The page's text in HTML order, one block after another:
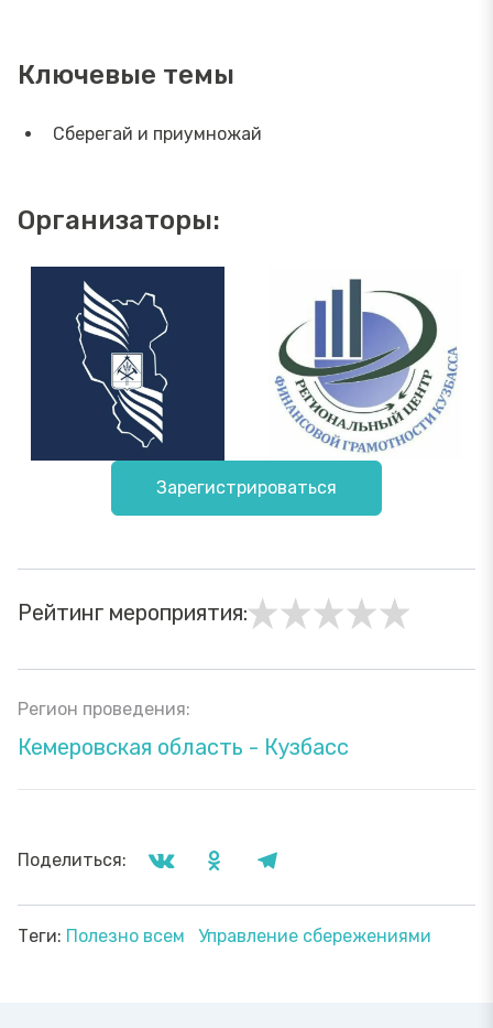
Ключевые темы
Сберегай и приумножай
Организаторы:
Зарегистрироваться
Рейтинг мероприятия:
Регион проведения:
Кемеровская область - Кузбасс
Поделиться:
Теги: Полезно всем Управление сбережениями